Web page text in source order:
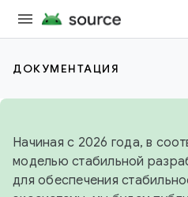
ДОКУМЕНТАЦИЯ
Начиная с 2026 года, в
моделью стабильной
для обеспечения